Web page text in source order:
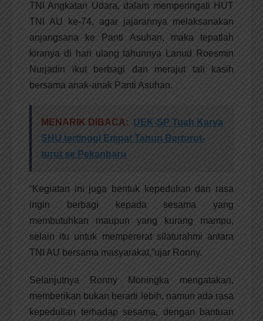
TNI Angkatan Udara, dalam memperingati HUT
TNI AU ke-74, agar jajarannya melaksanakan
anjangsana ke Panti Asuhan, maka tepatlah
kiranya di hari ulang tahunnya Lanud Roesmin
Nurjadin ikut berbagi dan merajut tali kasih
bersama anak-anak Panti Asuhan.
MENARIK DIBACA: UEK-SP Tuah Karya
SHU tertinggi Empat Tahun Berturut-
turut se Pekanbaru
“Kegiatan ini juga bentuk kepedulian dan rasa
ingin berbagi kepada sesama yang
membutuhkan maupun yang kurang mampu,
selain itu untuk mempererat silaturahmi antara
TNI AU bersama masyarakat,”ujar Ronny.
Selanjutnya Ronny Moningka mengatakan,
memberikan bukan berarti lebih, namun ada rasa
kepedulian terhadap sesama, dengan bantuan